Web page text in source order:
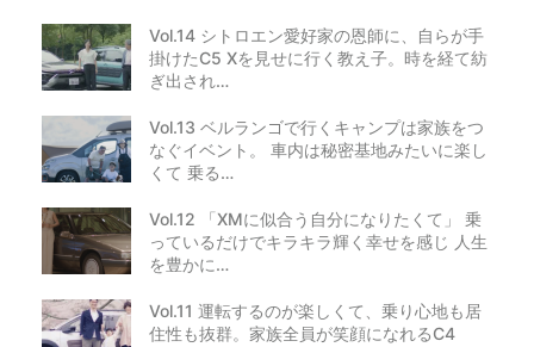
Vol.14 シトロエン愛好家の恩師に、自らが手
掛けたC5 Xを見せに行く教え子。時を経て紡
ぎ出され…
Vol.13 ベルランゴで行くキャンプは家族をつ
なぐイベント。 車内は秘密基地みたいに楽し
くて 乗る…
Vol.12 「XMに似合う自分になりたくて」 乗
っているだけでキラキラ輝く幸せを感じ 人生
を豊かに…
Vol.11 運転するのが楽しくて、乗り心地も居
住性も抜群。家族全員が笑顔になれるC4